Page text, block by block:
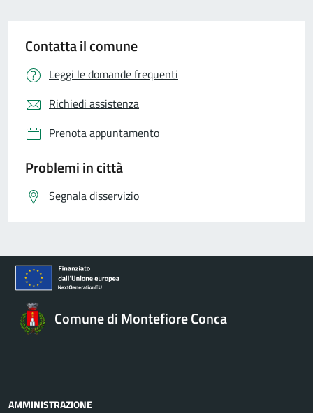
Contatta il comune
Leggi le domande frequenti
Richiedi assistenza
Prenota appuntamento
Problemi in città
Segnala disservizio
Comune di Montefiore Conca
AMMINISTRAZIONE